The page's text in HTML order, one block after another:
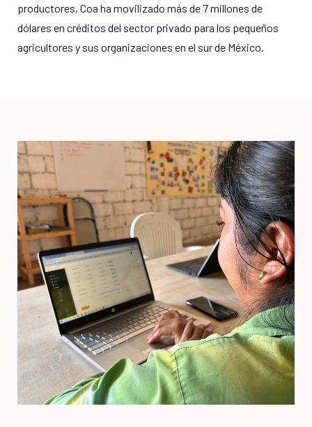
productores, Coa ha movilizado más de 7 millones de
dólares en créditos del sector privado para los pequeños
agricultores y sus organizaciones en el sur de México.